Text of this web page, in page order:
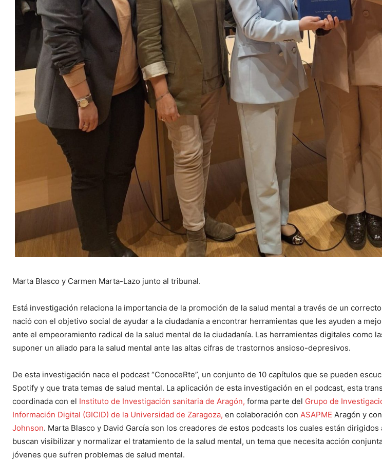
Marta Blasco y Carmen Marta-Lazo junto al tribunal.
Está investigación relaciona la importancia de la promoción de la salud mental a través de un
nació con el objetivo social de ayudar a la ciudadanía a encontrar herramientas que les ayuden a
ante el empeoramiento radical de la salud mental de la ciudadanía. Las herramientas digitales como
suponer un aliado para la salud mental ante las altas cifras de trastornos ansioso-depresivos.
De esta investigación nace el podcast “ConoceRte”, un conjunto de 10 capítulos que se pueden
Spotify y que trata temas de salud mental. La aplicación de esta investigación en el podcast, esta
coordinada con el Instituto de Investigación sanitaria de Aragón, forma parte del Grupo de
Información Digital (GICID) de la Universidad de Zaragoza, en colaboración con ASAPME Aragón y
Johnson. Marta Blasco y David García son los creadores de estos podcasts los cuales están
buscan visibilizar y normalizar el tratamiento de la salud mental, un tema que necesita acción
jóvenes que sufren problemas de salud mental.